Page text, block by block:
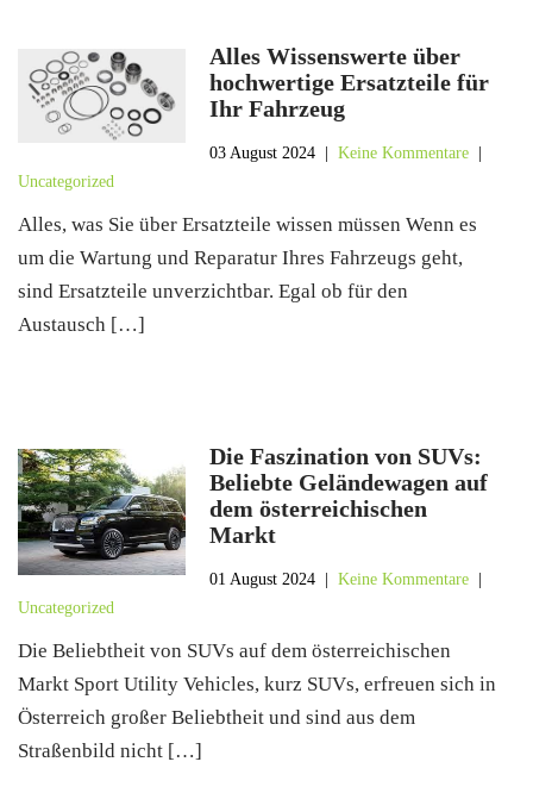
Alles Wissenswerte über
hochwertige Ersatzteile für
Ihr Fahrzeug
03 August 2024 |Keine Kommentare
Uncategorized
Alles, was Sie über Ersatzteile wissen müssen Wenn es
um die Wartung und Reparatur Ihres Fahrzeugs geht,
sind Ersatzteile unverzichtbar. Egal ob für den
Austausch […]
Die Faszination von SUVs:
Beliebte Geländewagen auf
dem österreichischen
Markt
01 August 2024 |Keine Kommentare
Uncategorized
Die Beliebtheit von SUVs auf dem österreichischen
Markt Sport Utility Vehicles, kurz SUVs, erfreuen sich in
Österreich großer Beliebtheit und sind aus dem
Straßenbild nicht […]